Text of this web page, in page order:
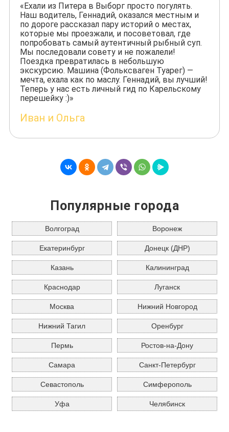
«Ехали из Питера в Выборг просто погулять.
Наш водитель, Геннадий, оказался местным и
по дороге рассказал пару историй о местах,
которые мы проезжали, и посоветовал, где
попробовать самый аутентичный рыбный суп.
Мы последовали совету и не пожалели!
Поездка превратилась в небольшую
экскурсию. Машина (Фольксваген Туарег) —
мечта, ехала как по маслу. Геннадий, вы лучший!
Теперь у нас есть личный гид по Карельскому
перешейку :)»
Иван и Ольга
Популярные города
Волгоград Воронеж
Екатеринбург Донецк (ДНР)
Казань Калининград
Краснодар Луганск
Москва Нижний Новгород
Нижний Тагил Оренбург
Пермь Ростов-на-Дону
Самара Санкт-Петербург
Севастополь Симферополь
Уфа Челябинск